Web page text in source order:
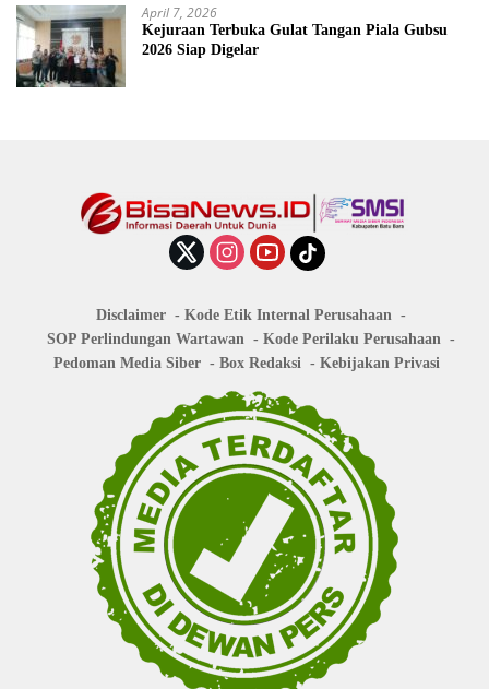
April 7, 2026
Kejuraan Terbuka Gulat Tangan Piala Gubsu
2026 Siap Digelar
Disclaimer
Kode Etik Internal Perusahaan
SOP Perlindungan Wartawan
Kode Perilaku Perusahaan
Pedoman Media Siber
Box Redaksi Kebijakan Privasi